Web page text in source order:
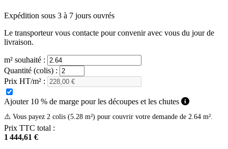
Expédition sous 3 à 7 jours ouvrés
Le transporteur vous contacte pour convenir avec vous du jour de
livraison.
m² souhaité :
Quantité (colis) :
Prix HT/m² :
Ajouter 10 % de marge pour les découpes et les chutes
⚠️ Vous payez 2 colis (5.28 m²) pour couvrir votre demande de 2.64 m².
Prix TTC total :
1 444,61 €